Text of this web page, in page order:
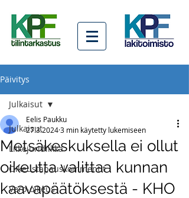
Päivitys
Julkaisut
Liikejuridiikka
Oikeustapauskommentit
Vero-oikeus
Julkaisut
Metsäkeskuksella ei ollut
oikeutta valittaa kunnan
kaavapäätöksestä - KHO
Eelis Paukku
27.3.20243 min käytetty lukemiseen